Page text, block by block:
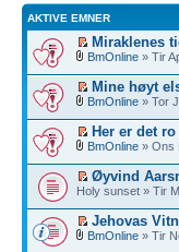
AKTIVE EMNER
Miraklenes
BmOnline » Tir
Mine høyt
BmOnline » Tor
Her er det
BmOnline » Ons
Øyvind
Holy sunset » Tir
Jehovas
BmOnline » Tir